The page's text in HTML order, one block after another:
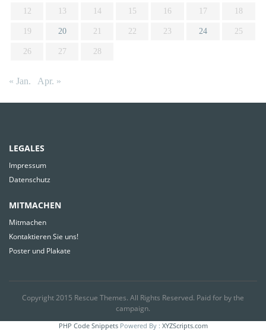
12 13 14 15 16 17 18
19 20 21 22 23 24 25
26 27 28
« Jan. Apr. »
LEGALES
Impressum
Datenschutz
MITMACHEN
Mitmachen
Kontaktieren Sie uns!
Poster und Plakate
Copyright 2015 Rescue Themes. All Rights Reserved. Paid for by the
campaign.
PHP Code SnippetsPowered By : XYZScripts.com